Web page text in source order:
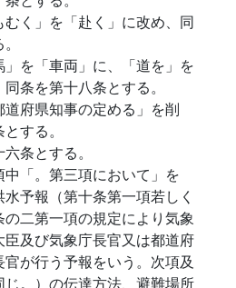
く」を「赴く」に改め、同
を「車両」に、「道を」を
条を第十八条とする。
府県知事の定める」を削
する。
条とする。
「。第三項において」を
水予報（第十条第一項若しく
二第一項の規定により気象
及び気象庁長官又は都道府
が行う予報をいう。次項及
。）の伝達方法、避難場所